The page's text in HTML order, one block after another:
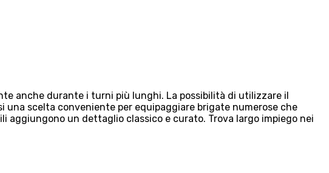
anche durante i turni più lunghi. La possibilità di utilizzare il
scelta conveniente per equipaggiare brigate numerose che
un dettaglio classico e curato. Trova largo impiego nei